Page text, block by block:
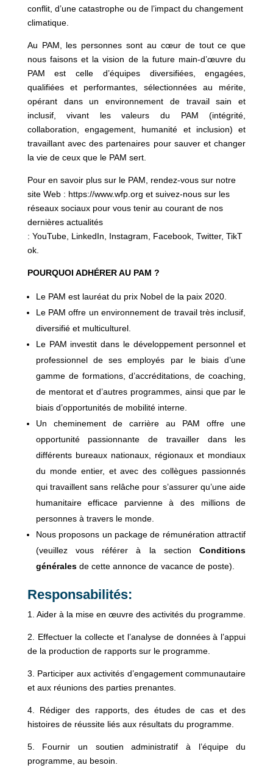
conflit, d’une catastrophe ou de l’impact du changement
climatique.
Au PAM, les personnes sont au cœur de tout ce que
nous faisons et la vision de la future main-d’œuvre du
PAM est celle d’équipes diversifiées, engagées,
qualifiées et performantes, sélectionnées au mérite,
opérant dans un environnement de travail sain et
inclusif, vivant les valeurs du PAM (intégrité,
collaboration, engagement, humanité et inclusion) et
travaillant avec des partenaires pour sauver et changer
la vie de ceux que le PAM sert.
Pour en savoir plus sur le PAM, rendez-vous sur notre
site Web : https://www.wfp.org et suivez-nous sur les
réseaux sociaux pour vous tenir au courant de nos
dernières actualités
: YouTube, LinkedIn, Instagram, Facebook, Twitter, TikT
ok.
POURQUOI ADHÉRER AU PAM ?
Le PAM est lauréat du prix Nobel de la paix 2020.
Le PAM offre un environnement de travail très inclusif,
diversifié et multiculturel.
Le PAM investit dans le développement personnel et
professionnel de ses employés par le biais d’une
gamme de formations, d’accréditations, de coaching,
de mentorat et d’autres programmes, ainsi que par le
biais d’opportunités de mobilité interne.
Un cheminement de carrière au PAM offre une
opportunité passionnante de travailler dans les
différents bureaux nationaux, régionaux et mondiaux
du monde entier, et avec des collègues passionnés
qui travaillent sans relâche pour s’assurer qu’une aide
humanitaire efficace parvienne à des millions de
personnes à travers le monde.
Nous proposons un package de rémunération attractif
(veuillez vous référer à la sectionConditions
générales de cette annonce de vacance de poste).
Responsabilités:
1. Aider à la mise en œuvre des activités du programme.
2. Effectuer la collecte et l’analyse de données à l’appui
de la production de rapports sur le programme.
3. Participer aux activités d’engagement communautaire
et aux réunions des parties prenantes.
4. Rédiger des rapports, des études de cas et des
histoires de réussite liés aux résultats du programme.
5. Fournir un soutien administratif à l’équipe du
programme, au besoin.